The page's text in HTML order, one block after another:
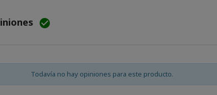

Todavía no hay opiniones para este producto.